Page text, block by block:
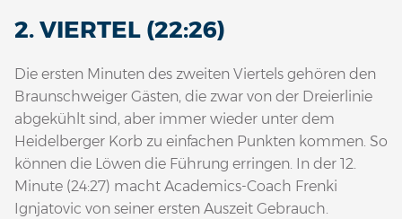
2. VIERTEL (22:26)
Die ersten Minuten des zweiten Viertels gehören den
Braunschweiger Gästen, die zwar von der Dreierlinie
abgekühlt sind, aber immer wieder unter dem
Heidelberger Korb zu einfachen Punkten kommen. So
können die Löwen die Führung erringen. In der 12.
Minute (24:27) macht Academics-Coach Frenki
Ignjatovic von seiner ersten Auszeit Gebrauch.